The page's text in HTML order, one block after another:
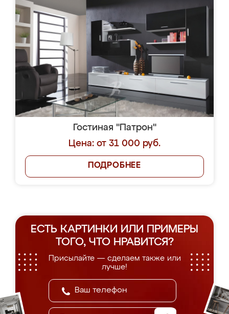
Гостиная "Патрон"
Цена: от 31 000 руб.
ПОДРОБНЕЕ
ЕСТЬ КАРТИНКИ ИЛИ ПРИМЕРЫ
ТОГО, ЧТО НРАВИТСЯ?
Присылайте — сделаем также или
лучше!